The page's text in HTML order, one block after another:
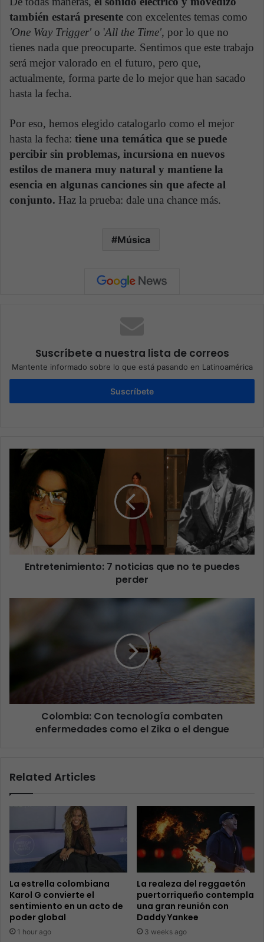
también estará presente con excelentes temas como
'One Way Trigger' o 'All the Time', por lo que no
tienes nada que preocuparte. Sentimos que este trabajo
será mejor valorado en el futuro, pero que,
actualmente, forma parte de lo mejor que han sacado
hasta la fecha.
Por eso, hemos elegido catalogarlo como el mejor
hasta la fecha: tiene una temática que se puede
percibir sin problemas, incursiona en nuevos
estilos de manera muy natural y mantiene la
esencia en algunas canciones sin que afecte al
conjunto. Haz la prueba: dale una chance más.
Música
Suscríbete a nuestra lista de correos
Mantente informado sobre lo que está pasando en Latinoamérica
Suscríbete
Entretenimiento: 7 noticias que no te puedes
perder
Colombia: Con tecnología combaten
enfermedades como el Zika o el dengue
Related Articles
La estrella colombiana
Karol G convierte el
sentimiento en un acto de
poder global
1 hour ago
La realeza del reggaetón
puertorriqueño contempla
una gran reunión con
Daddy Yankee
3 weeks ago